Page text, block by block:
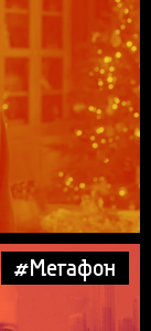
#Мегафон